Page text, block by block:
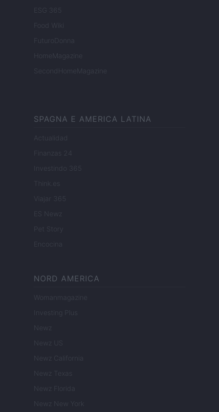
ESG 365
Food Wiki
FuturoDonna
HomeMagazine
SecondHomeMagazine
SPAGNA E AMERICA LATINA
Actualidad
Finanzas 24
Investindo 365
Think.es
Viajar 365
ES Newz
Pet Story
Encocina
NORD AMERICA
Womanmagazine
Investing Plus
Newz
Newz US
Newz California
Newz Texas
Newz Florida
Newz New York